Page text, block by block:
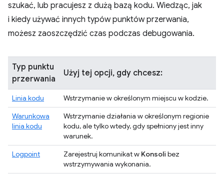
szukać, lub pracujesz z dużą bazą kodu. Wiedząc, jak
i kiedy używać innych typów punktów przerwania,
możesz zaoszczędzić czas podczas debugowania.
Typ punktu
przerwania
Użyj tej opcji, gdy chcesz:
Linia kodu
Wstrzymanie w określonym miejscu w kodzie.
Warunkowa
linia kodu
Wstrzymanie działania w określonym regionie
kodu, ale tylko wtedy, gdy spełniony jest inny
warunek.
Logpoint
Zarejestruj komunikat w Konsoli bez
wstrzymywania wykonania.